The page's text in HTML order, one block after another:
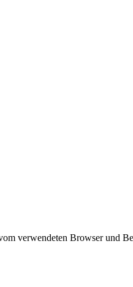
verwendeten Browser und